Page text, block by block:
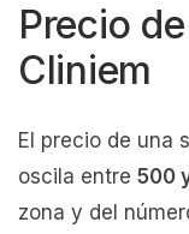
Precio
Cliniem
El precio de una
oscila entre 500
zona y del